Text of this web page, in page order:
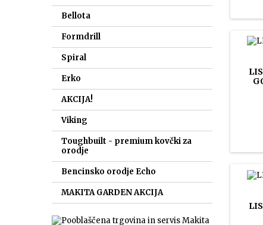
Bellota
Formdrill
Spiral
Erko
AKCIJA!
Viking
Toughbuilt - premium kovčki za
orodje
Bencinsko orodje Echo
MAKITA GARDEN AKCIJA